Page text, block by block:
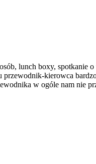
lunch boxy, spotkanie
kierowca
w ogóle nam nie